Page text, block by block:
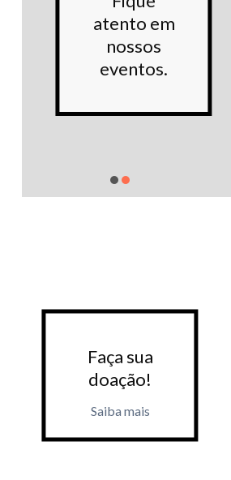
atento em
nossos
eventos.
Faça sua
doação!
Saiba mais